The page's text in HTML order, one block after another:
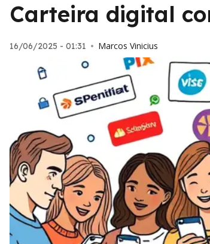
Carteira digital
16/06/2025 - 01:31 • Marcos Vinicius